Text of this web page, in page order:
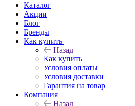
Каталог
Акции
Блог
Бренды
Как купить
Назад
Как купить
Условия оплаты
Условия доставки
Гарантия на товар
Компания
Назад